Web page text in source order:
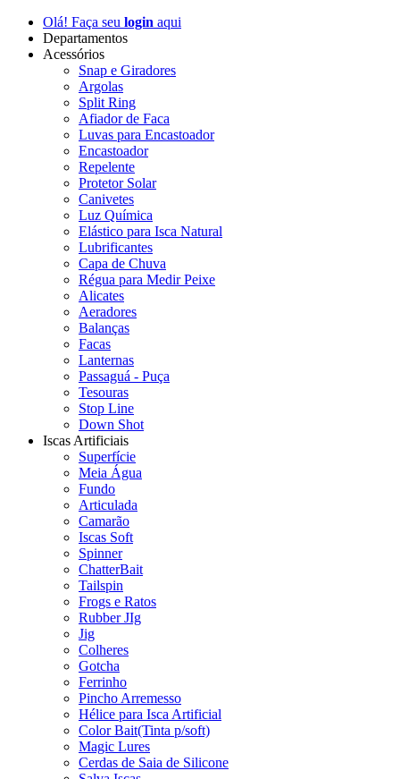
Olá! Faça seu login aqui
Departamentos
Acessórios
Snap e Giradores
Argolas
Split Ring
Afiador de Faca
Luvas para Encastoador
Encastoador
Repelente
Protetor Solar
Canivetes
Luz Química
Elástico para Isca Natural
Lubrificantes
Capa de Chuva
Régua para Medir Peixe
Alicates
Aeradores
Balanças
Facas
Lanternas
Passaguá - Puça
Tesouras
Stop Line
Down Shot
Iscas Artificiais
Superfície
Meia Água
Fundo
Articulada
Camarão
Iscas Soft
Spinner
ChatterBait
Tailspin
Frogs e Ratos
Rubber JIg
Jig
Colheres
Gotcha
Ferrinho
Pincho Arremesso
Hélice para Isca Artificial
Color Bait(Tinta p/soft)
Magic Lures
Cerdas de Saia de Silicone